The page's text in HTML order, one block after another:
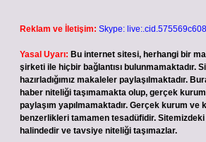
Reklam ve İletişim: Skype:
Yasal Uyarı: Bu internet sitesi, herhangi bir
şirketi ile hiçbir bağlantısı bulunmamaktadır.
hazırladığımız makaleler paylaşılmaktadır.
haber niteliği taşımamakta olup, gerçek
paylaşım yapılmamaktadır. Gerçek kurum ve
benzerlikleri tamamen tesadüfidir.
halindedir ve tavsiye niteliği taşımazlar.